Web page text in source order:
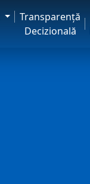
Transparență
Decizională